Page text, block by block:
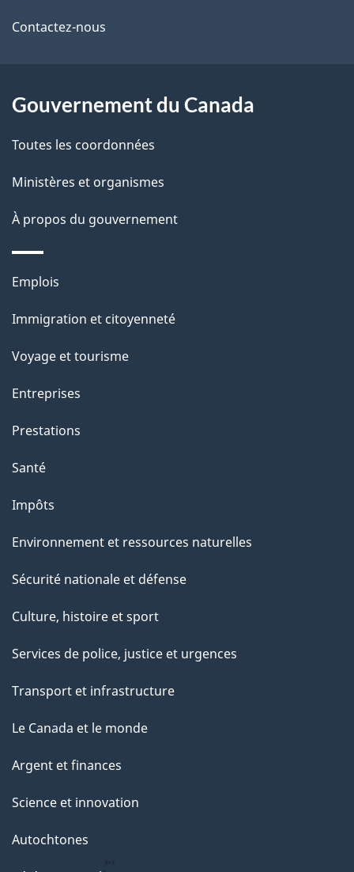
s
e
l
a
p
a
g
e
ce
Contactez-nous
Gouvernement du Canada
Toutes les coordonnées
Ministères et organismes
À propos du gouvernement
Thèmes
sujets
Emplois
Immigration et citoyenneté
Voyage et tourisme
Entreprises
Prestations
Santé
Impôts
Environnement et ressources naturelles
Sécurité nationale et défense
Culture, histoire et sport
Services de police, justice et urgences
Transport et infrastructure
Le Canada et le monde
Argent et finances
Science et innovation
Autochtones